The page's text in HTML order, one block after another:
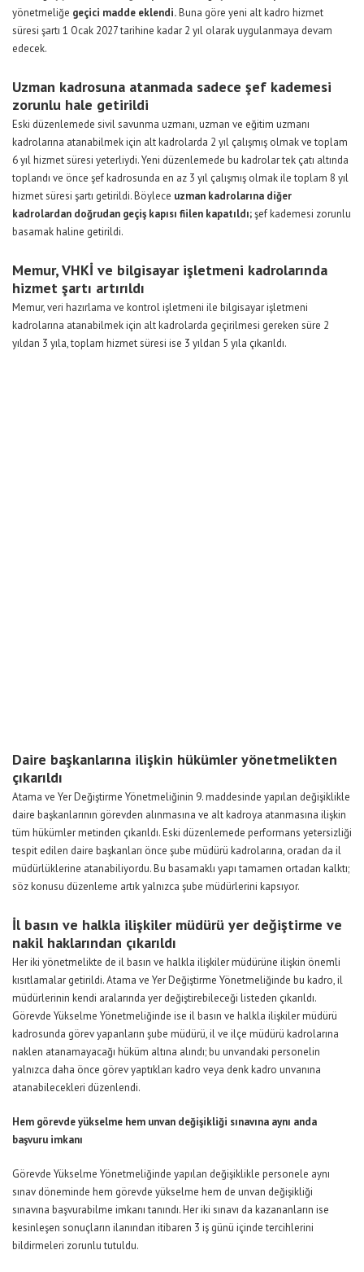
yönetmeliğe geçici madde eklendi.Buna göre yeni alt kadro hizmet
süresi şartı 1 Ocak 2027 tarihine kadar 2 yıl olarak uygulanmaya devam
edecek.
Uzman kadrosuna atanmada sadece şef kademesi
zorunlu hale getirildi
Eski düzenlemede sivil savunma uzmanı, uzman ve eğitim uzmanı
kadrolarına atanabilmek için alt kadrolarda 2 yıl çalışmış olmak ve toplam
6 yıl hizmet süresi yeterliydi. Yeni düzenlemede bu kadrolar tek çatı altında
toplandı ve önce şef kadrosunda en az 3 yıl çalışmış olmak ile toplam 8 yıl
hizmet süresi şartı getirildi. Böylece uzman kadrolarına diğer
kadrolardan doğrudan geçiş kapısı fiilen kapatıldı;şef kademesi zorunlu
basamak haline getirildi.
Memur, VHKİ ve bilgisayar işletmeni kadrolarında
hizmet şartı artırıldı
Memur, veri hazırlama ve kontrol işletmeni ile bilgisayar işletmeni
kadrolarına atanabilmek için alt kadrolarda geçirilmesi gereken süre 2
yıldan 3 yıla, toplam hizmet süresi ise 3 yıldan 5 yıla çıkarıldı.
Daire başkanlarına ilişkin hükümler yönetmelikten
çıkarıldı
Atama ve Yer Değiştirme Yönetmeliğinin 9. maddesinde yapılan değişiklikle
daire başkanlarının görevden alınmasına ve alt kadroya atanmasına ilişkin
tüm hükümler metinden çıkarıldı. Eski düzenlemede performans yetersizliği
tespit edilen daire başkanları önce şube müdürü kadrolarına, oradan da il
müdürlüklerine atanabiliyordu. Bu basamaklı yapı tamamen ortadan kalktı;
söz konusu düzenleme artık yalnızca şube müdürlerini kapsıyor.
İl basın ve halkla ilişkiler müdürü yer değiştirme ve
nakil haklarından çıkarıldı
Her iki yönetmelikte de il basın ve halkla ilişkiler müdürüne ilişkin önemli
kısıtlamalar getirildi. Atama ve Yer Değiştirme Yönetmeliğinde bu kadro, il
müdürlerinin kendi aralarında yer değiştirebileceği listeden çıkarıldı.
Görevde Yükselme Yönetmeliğinde ise il basın ve halkla ilişkiler müdürü
kadrosunda görev yapanların şube müdürü, il ve ilçe müdürü kadrolarına
naklen atanamayacağı hüküm altına alındı; bu unvandaki personelin
yalnızca daha önce görev yaptıkları kadro veya denk kadro unvanına
atanabilecekleri düzenlendi.
Hem görevde yükselme hem unvan değişikliği sınavına aynı anda
başvuru imkanı
Görevde Yükselme Yönetmeliğinde yapılan değişiklikle personele aynı
sınav döneminde hem görevde yükselme hem de unvan değişikliği
sınavına başvurabilme imkanı tanındı. Her iki sınavı da kazananların ise
kesinleşen sonuçların ilanından itibaren 3 iş günü içinde tercihlerini
bildirmeleri zorunlu tutuldu.